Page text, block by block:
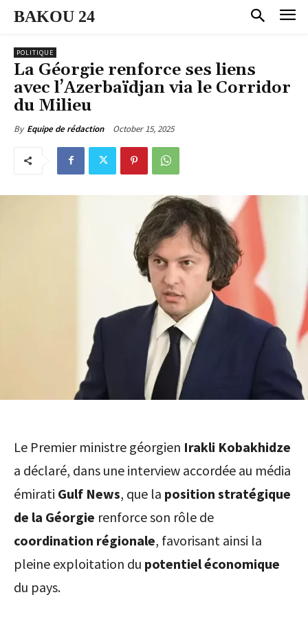
BAKOU 24
POLITIQUE
La Géorgie renforce ses liens
avec l’Azerbaïdjan via le Corridor
du Milieu
By Equipe de rédaction October 15, 2025
Le Premier ministre géorgien Irakli Kobakhidze
a déclaré, dans une interview accordée au média
émirati Gulf News, que la position stratégique
de la Géorgie renforce son rôle de
coordination régionale, favorisant ainsi la
pleine exploitation du potentiel économique
du pays.